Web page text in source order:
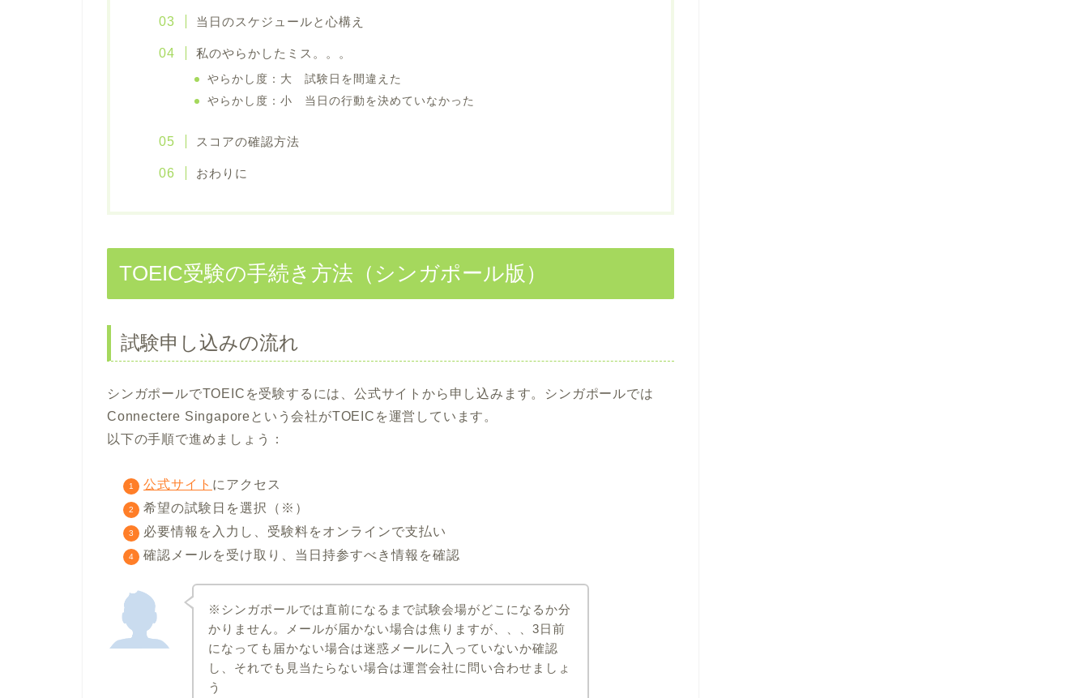
当日のスケジュールと心構え
私のやらかしたミス。。。
やらかし度：大 試験日を間違えた
やらかし度：小 当日の行動を決めていなかった
スコアの確認方法
おわりに
TOEIC受験の手続き方法（シンガポール版）
試験申し込みの流れ
シンガポールでTOEICを受験するには、公式サイトから申し込みます。シンガポールでは
Connectere Singaporeという会社がTOEICを運営しています。
以下の手順で進めましょう：
公式サイト にアクセス
希望の試験日を選択（※）
必要情報を入力し、受験料をオンラインで支払い
確認メールを受け取り、当日持参すべき情報を確認
※シンガポールでは直前になるまで試験会場がどこになるか分
かりません。メールが届かない場合は焦りますが、、、3日前
になっても届かない場合は迷惑メールに入っていないか確認
し、それでも見当たらない場合は運営会社に問い合わせましょ
う